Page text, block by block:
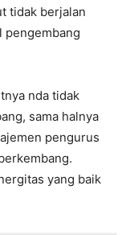
tidak berjalan
pengembang
nda tidak
sama halnya
pengurus
yang baik